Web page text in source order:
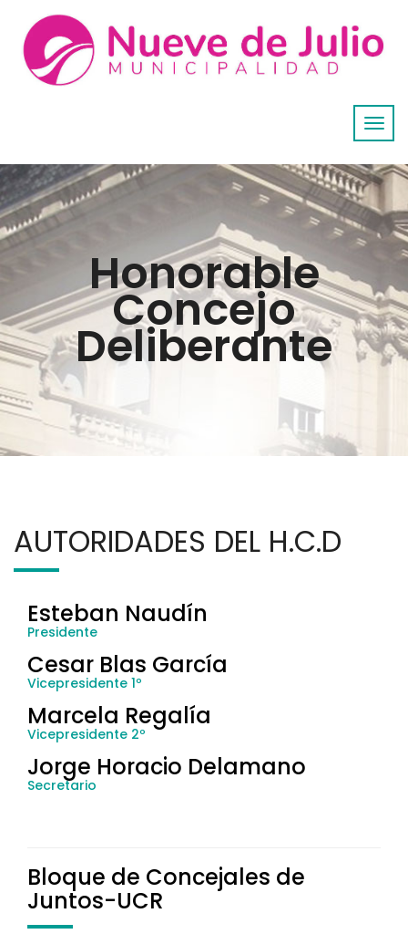
Honorable
Concejo
Deliberante
AUTORIDADES DEL H.C.D
Esteban Naudín
Presidente
Cesar Blas García
Vicepresidente 1º
Marcela Regalía
Vicepresidente 2º
Jorge Horacio Delamano
Secretario
Bloque de Concejales de
Juntos-UCR